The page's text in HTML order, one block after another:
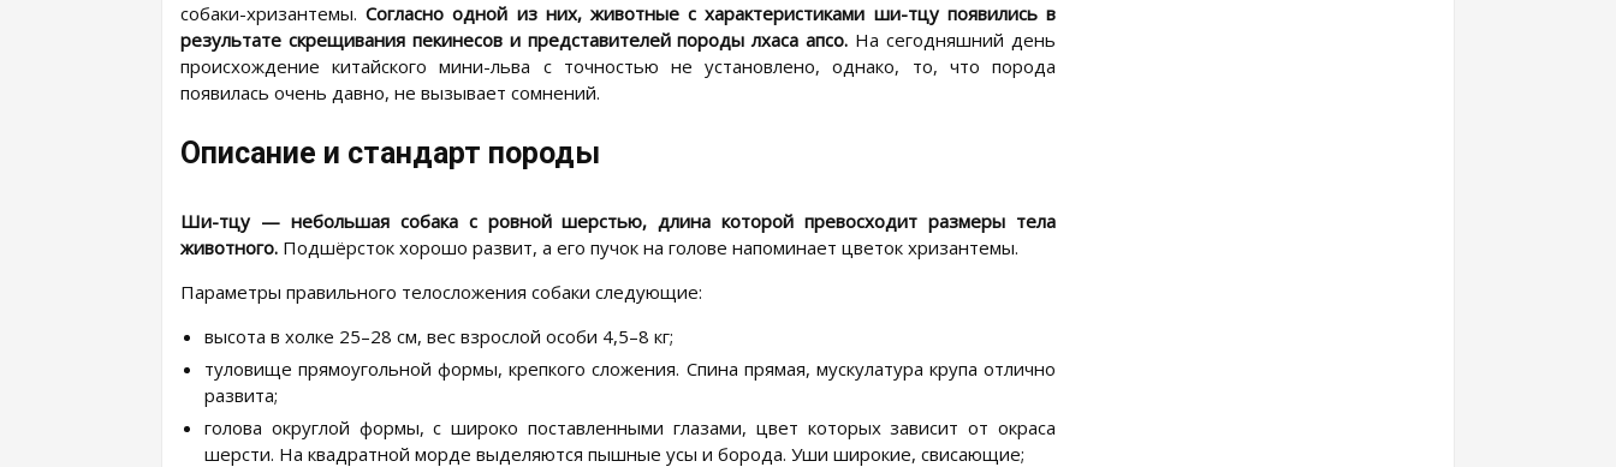
собаки-хризантемы.Согласно одной из них, животные с характеристиками ши-тцу появились в
результате скрещивания пекинесов и представителей породы лхаса апсо. На сегодняшний день
происхождение китайского мини-льва с точностью не установлено, однако, то, что порода
появилась очень давно, не вызывает сомнений.
Описание и стандарт породы
Ши-тцу — небольшая собака с ровной шерстью, длина которой превосходит размеры тела
животного. Подшёрсток хорошо развит, а его пучок на голове напоминает цветок хризантемы.
Параметры правильного телосложения собаки следующие:
высота в холке 25–28 см, вес взрослой особи 4,5–8 кг;
туловище прямоугольной формы, крепкого сложения. Спина прямая, мускулатура крупа отлично
развита;
голова округлой формы, с широко поставленными глазами, цвет которых зависит от окраса
шерсти. На квадратной морде выделяются пышные усы и борода. Уши широкие, свисающие;